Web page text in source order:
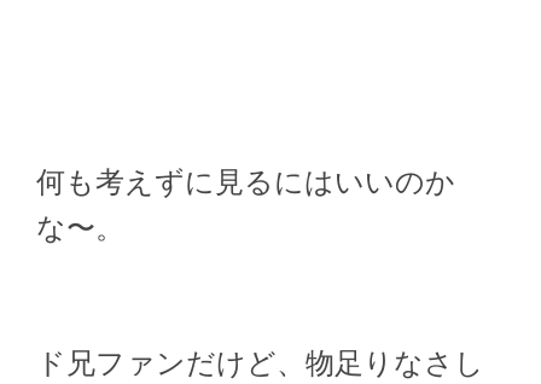
何も考えずに見るにはいいのか
な〜。
ド兄ファンだけど、物足りなさし